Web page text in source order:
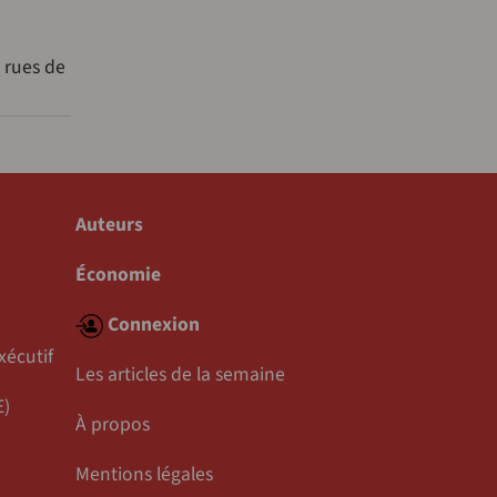
de
Auteurs
Économie
Connexion
Les articles de la semaine
À propos
Mentions légales